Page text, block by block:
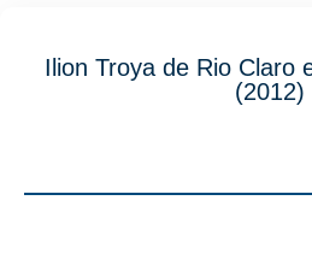
Ilion Troya de Rio Claro
(2012)